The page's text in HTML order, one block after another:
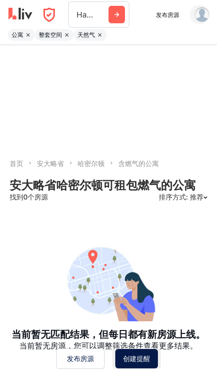
Hamilton 发布房源
公寓 整套空间 天然气
首页 安大略省 哈密尔顿 含燃气的公寓
安大略省哈密尔顿可租包燃气的公寓
找到0个房源 排序方式: 推荐
当前暂无匹配结果，但每日都有新房源上线。
当前暂无房源，您可以调整筛选条件查看更多结果。
发布房源 创建提醒